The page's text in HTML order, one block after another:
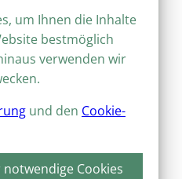
um Ihnen die Inhalte
bestmöglich
verwenden wir
und den Cookie-
Cookies